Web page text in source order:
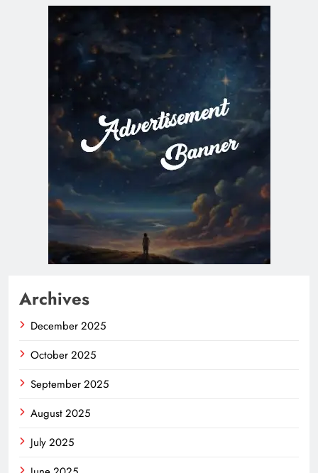
Archives
December 2025
October 2025
September 2025
August 2025
July 2025